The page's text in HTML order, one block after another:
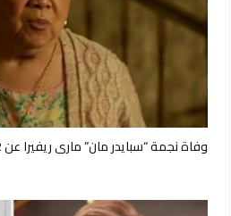
وفاة نجمة “سبايدر مان” ماري ريفيرا عن 82 عامًا